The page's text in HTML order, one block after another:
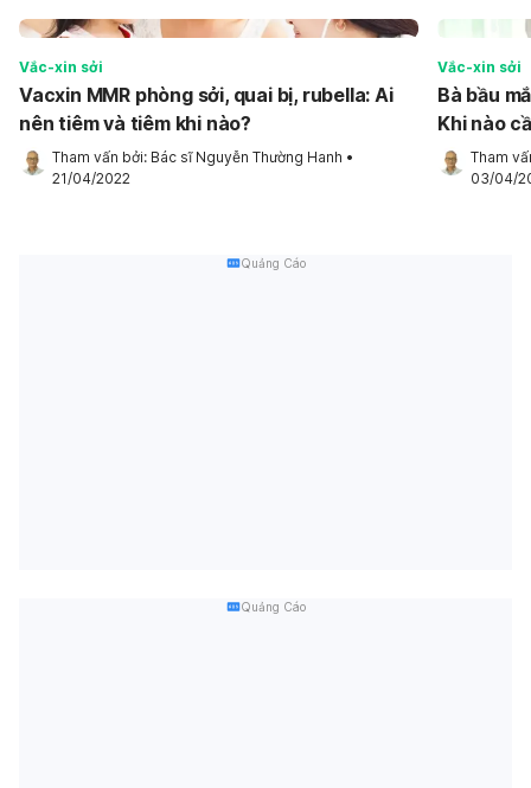
Vắc-xin sởi
Vacxin MMR phòng sởi, quai bị, rubella: Ai
nên tiêm và tiêm khi nào?
Tham vấn bởi: Bác sĩ Nguyễn Thường Hanh •
21/04/2022
Vắc-xin sởi
Bà bầu
Khi nào
Tham
03/04/
Quảng Cáo
Quảng Cáo